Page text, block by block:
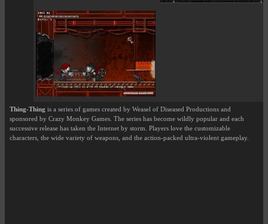
Thing-Thing is a series of games created by Weasel of Diseased Productions and
sponsored by Crazy Monkey Games. The series has become wildly popular and each
successive release has taken the Internet by storm. Players love the customizable
characters, the wide variety of weapons, and the action-packed ultra-violent gameplay.